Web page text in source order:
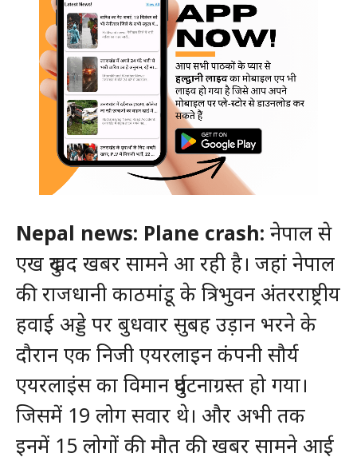
Nepal news: Plane crash: नेपाल से
एख दुखद खबर सामने आ रही है। जहां नेपाल
की राजधानी काठमांडू के त्रिभुवन अंतरराष्ट्रीय
हवाई अड्डे पर बुधवार सुबह उड़ान भरने के
दौरान एक निजी एयरलाइन कंपनी सौर्य
एयरलाइंस का विमान दुर्घटनाग्रस्त हो गया।
जिसमें 19 लोग सवार थे। और अभी तक
इनमें 15 लोगों की मौत की खबर सामने आई